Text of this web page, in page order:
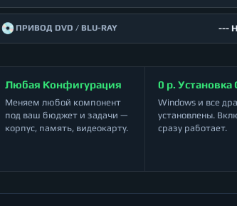
💿 ПРИВОД DVD / BLU-RAY ---
Любая Конфигурация
Меняем любой компонент
под ваш бюджет и задачи —
корпус, память, видеокарту.
0 р. Установка
Windows и все
установлены.
сразу работает.